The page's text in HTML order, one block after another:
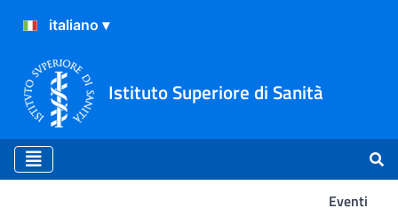
Istituto Superiore di Sanità
Eventi